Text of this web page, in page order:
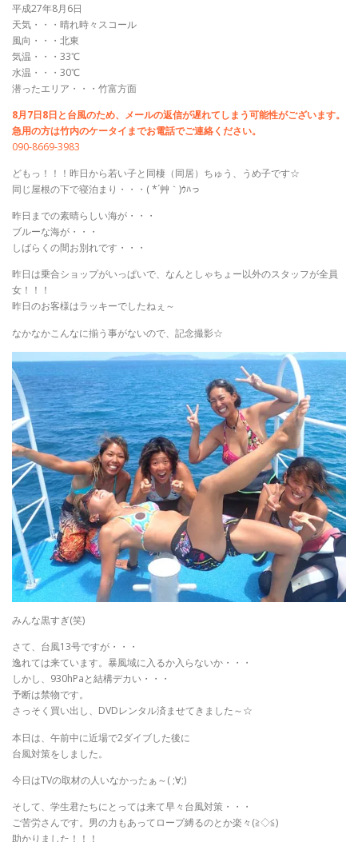
平成27年8月6日
天気・・・晴れ時々スコール
風向・・・北東
気温・・・33℃
水温・・・30℃
潜ったエリア・・・竹富方面
8月7日8日と台風のため、メールの返信が遅れてしまう可能性がございます。
急用の方は竹内のケータイまでお電話でご連絡ください。
090-8669-3983
どもっ！！！昨日から若い子と同棲（同居）ちゅう、うめ子です☆
同じ屋根の下で寝泊まり・・・( *´艸｀)ｳﾊっ
昨日までの素晴らしい海が・・・
ブルーな海が・・・
しばらくの間お別れです・・・
昨日は乗合ショップがいっぱいで、なんとしゃちょー以外のスタッフが全員
女！！！
昨日のお客様はラッキーでしたねぇ～
なかなかこんなに揃う事がないので、記念撮影☆
みんな黒すぎ(笑)
さて、台風13号ですが・・・
逸れては来ています。暴風域に入るか入らないか・・・
しかし、930hPaと結構デカい・・・
予断は禁物です。
さっそく買い出し、DVDレンタル済ませてきました～☆
本日は、午前中に近場で2ダイブした後に
台風対策をしました。
今日はTVの取材の人いなかったぁ～( ;∀;)
そして、学生君たちにとっては来て早々台風対策・・・
ご苦労さんです。男の力もあってロープ縛るのとか楽々(≧◇≦)
助かりました！！！